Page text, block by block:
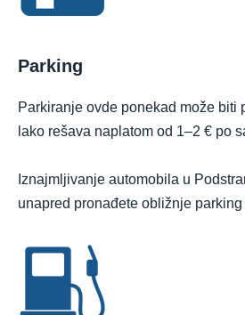
Parking
Parkiranje ovde ponekad može biti
lako rešava naplatom od 1–2 € po
Iznajmljivanje automobila u
unapred pronađete obližnje parking